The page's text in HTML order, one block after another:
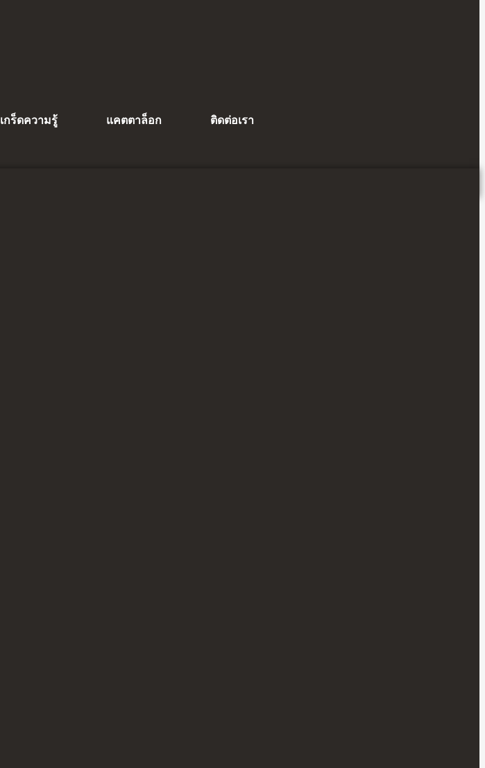
เกร็ดความรู้ แคตตาล็อก
ติดต่อเรา